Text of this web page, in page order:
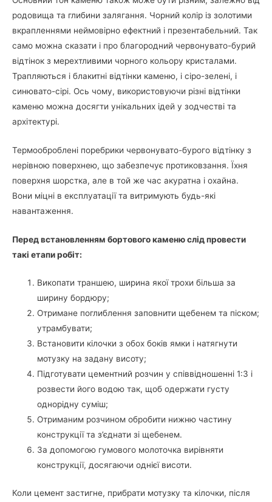
родовища та глибини залягання. Чорний колір із золотими
вкрапленнями неймовірно ефектний і презентабельний. Так
само можна сказати і про благородний червонувато-бурий
відтінок з мерехтливими чорного кольору кристалами.
Трапляються і блакитні відтінки каменю, і сіро-зелені, і
синювато-сірі. Ось чому, використовуючи різні відтінки
каменю можна досягти унікальних ідей у ​​зодчестві та
архітектурі.
Термооброблені поребрики червонувато-бурого відтінку з
нерівною поверхнею, що забезпечує протиковзання. Їхня
поверхня шорстка, але в той же час акуратна і охайна.
Вони міцні в експлуатації та витримують будь-які
навантаження.
Перед встановленням бортового каменю слід провести
такі етапи робіт:
Викопати траншею, ширина якої трохи більша за
ширину бордюру;
Отримане поглиблення заповнити щебенем та піском;
утрамбувати;
Встановити кілочки з обох боків ямки і натягнути
мотузку на задану висоту;
Підготувати цементний розчин у співвідношенні 1:3 і
розвести його водою так, щоб одержати густу
однорідну суміш;
Отриманим розчином обробити нижню частину
конструкції та з’єднати зі щебенем.
За допомогою гумового молоточка вирівняти
конструкції, досягаючи однієї висоти.
Коли цемент застигне, прибрати мотузку та кілочки, після